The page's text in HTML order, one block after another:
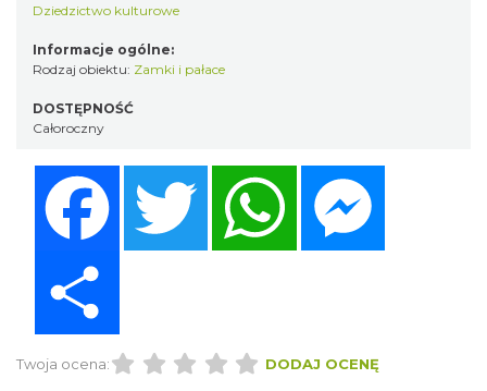
Dziedzictwo kulturowe
Informacje ogólne:
Rodzaj obiektu: Zamki i pałace
DOSTĘPNOŚĆ
Całoroczny
Twitter WhatsApp
Twoja ocena: DODAJ OCENĘ